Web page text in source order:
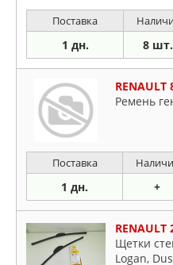
Поставка
1 дн. 8 шт.
RENAULT
Ремень
Поставка
1 дн. +
RENAULT
Щетки
Logan,